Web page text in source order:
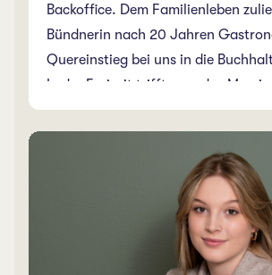
Backoffice. Dem Familienleben
Bündnerin nach 20 Jahren
Quereinstieg bei uns in die
In der Freizeit trifft man das Mami
in der Natur oder beim geselligen
auf der eigenen Alp an. Und wenn
manchmal ohne Gastro fast nicht
hilft sie sehr gerne bei ihrem Mann
Restaurant Hugo’s in Davos aus.